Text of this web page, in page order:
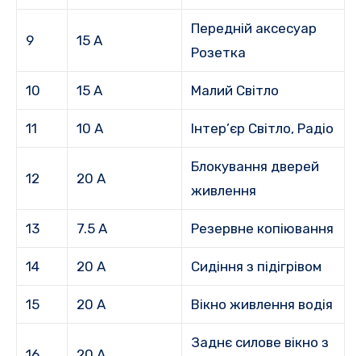
9 15 А
Передній аксесуар
Розетка
10 15 А Малий Світло
11 10 А Інтер’єр Світло, Радіо
12 20 А
Блокування дверей
живлення
13 7.5 А Резервне копіювання
14 20 А Сидіння з підігрівом
15 20 А Вікно живлення водія
Заднє силове вікно з